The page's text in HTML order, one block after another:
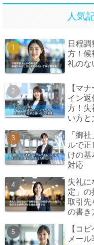
人気
日程調
方！候
礼のな
【マ
イン返
方！失
い方と
「御
ルで正
けの基
対応
失礼に
定」の
取引先
の書き
【コ
メー